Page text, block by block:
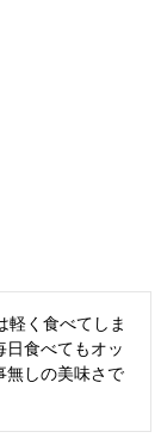
軽く食べてしま
日食べてもオッ
無しの美味さで